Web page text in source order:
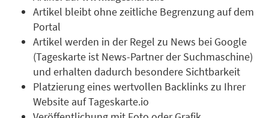
Artikel bleibt ohne zeitliche Begrenzung auf dem
Portal
Artikel werden in der Regel zu News bei Google
(Tageskarte ist News-Partner der Suchmaschine)
und erhalten dadurch besondere Sichtbarkeit
Platzierung eines wertvollen Backlinks zu Ihrer
Website auf Tageskarte.io